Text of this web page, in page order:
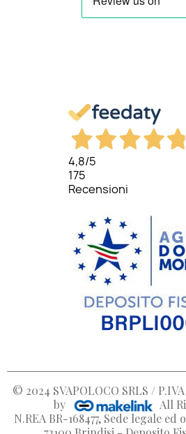
4,8/5
175
Recensioni
© 2024 SVAPOLOCO SRLS / P.IVA
by
All
N.REA BR-168477, Sede legale